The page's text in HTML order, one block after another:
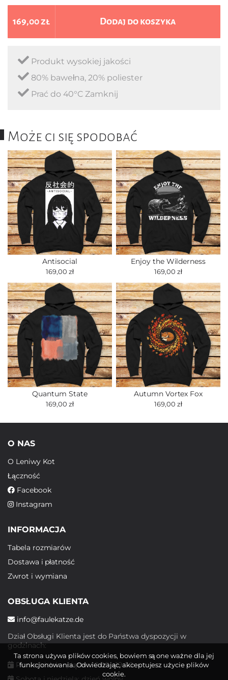
169,00 zł Dodaj do koszyka
Produkt wysokiej jakości
80% bawełna, 20% poliester
Prać do 40°C Zamknij
Może ci się spodobać
Antisocial
169,00 zł
Enjoy the Wilderness
169,00 zł
Quantum State
169,00 zł
Autumn Vortex Fox
169,00 zł
O NAS
O Leniwy Kot
Łączność
Facebook
Instagram
INFORMACJA
Tabela rozmiarów
Dostawa i płatność
Zwrot i wymiana
OBSŁUGA KLIENTA
info@faulekatze.de
Dział Obsługi Klienta jest do Państwa dyspozycji w
godzinach:
Poniedziałek - piątek: 10:00 - 19:00
Ta strona używa plików cookies, bowiem są one ważne dla jej
funkcjonowania. Odwiedzając, akceptujesz użycie plików
cookie.